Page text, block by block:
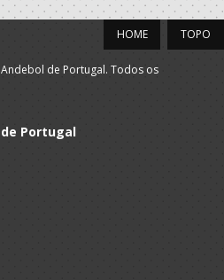
TOPO
HOME
de Portugal. Todos os
Portugal